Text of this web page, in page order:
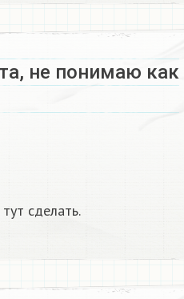
не понимаю как
сделать.